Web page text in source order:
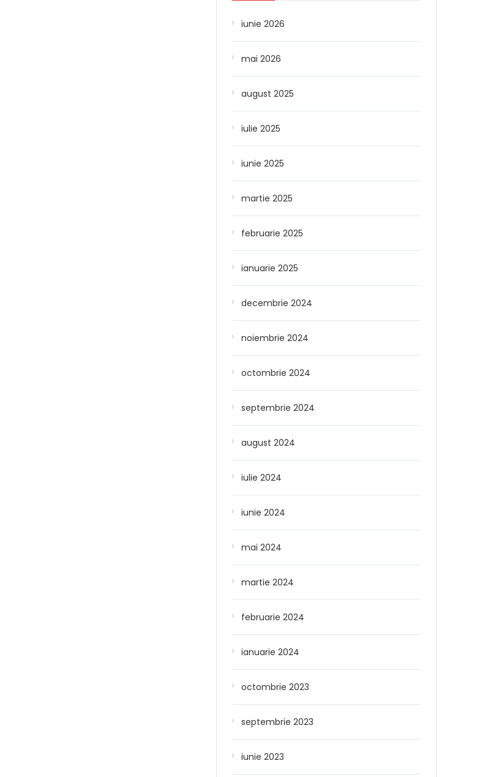
iunie 2026
mai 2026
august 2025
iulie 2025
iunie 2025
martie 2025
februarie 2025
ianuarie 2025
decembrie 2024
noiembrie 2024
octombrie 2024
septembrie 2024
august 2024
iulie 2024
iunie 2024
mai 2024
martie 2024
februarie 2024
ianuarie 2024
octombrie 2023
septembrie 2023
iunie 2023